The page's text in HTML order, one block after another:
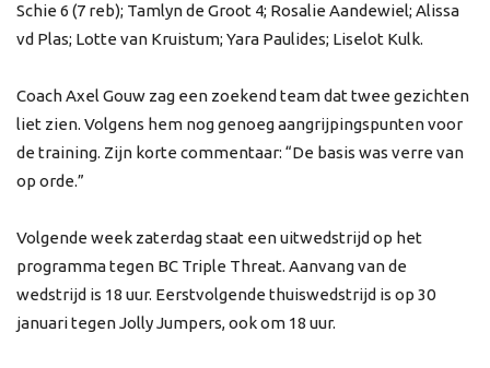
Schie 6 (7 reb); Tamlyn de Groot 4; Rosalie Aandewiel; Alissa
vd Plas; Lotte van Kruistum; Yara Paulides; Liselot Kulk.
Coach Axel Gouw zag een zoekend team dat twee gezichten
liet zien. Volgens hem nog genoeg aangrijpingspunten voor
de training. Zijn korte commentaar: “De basis was verre van
op orde.”
Volgende week zaterdag staat een uitwedstrijd op het
programma tegen BC Triple Threat. Aanvang van de
wedstrijd is 18 uur. Eerstvolgende thuiswedstrijd is op 30
januari tegen Jolly Jumpers, ook om 18 uur.